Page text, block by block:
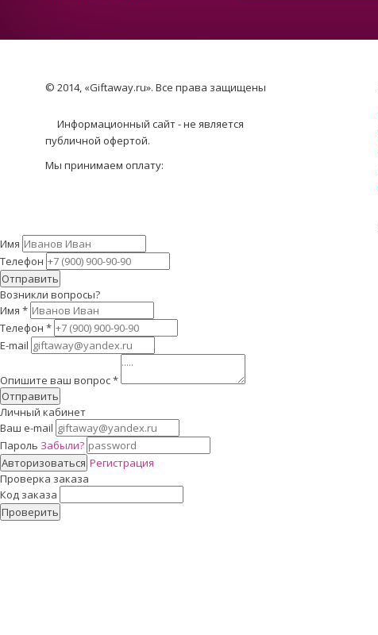
© 2014, «Giftaway.ru». Все права защищены
Информационный сайт - не является
публичной офертой.
Мы принимаем оплату:
Имя
Телефон
Отправить
Возникли вопросы?
Имя *
Телефон *
E-mail
Опишите ваш вопрос*
Отправить
Личный кабинет
Ваш e-mail
Пароль Забыли?
Авторизоваться Регистрация
Проверка заказа
Код заказа
Проверить